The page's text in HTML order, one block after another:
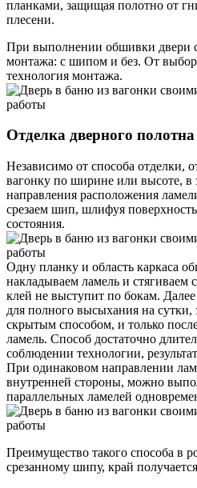
планками, защищая полотно от
плесени.
При выполнении обшивки двери
монтажа: с шипом и без. От
технология монтажа.
Отделка дверного
Независимо от способа отделки,
вагонку по ширине или высоте, в
направления расположения
срезаем шип, шлифуя
состояния.
Одну планку и область каркаса
накладываем ламель и стягиваем
клей не выступит по бокам. Далее
для полного высыхания на сутки,
скрытым способом, и только
ламель. Способ достаточно
соблюдении технологии,
При одинаковом направлении
внутренней стороны, можно
параллельных ламелей
Преимущество такого способа в
срезанному шипу, край